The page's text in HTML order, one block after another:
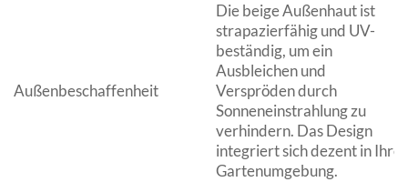
Außenbeschaffenheit
Die beige Außenhaut ist
strapazierfähig und UV-
beständig, um ein
Ausbleichen und
Verspröden durch
Sonneneinstrahlung zu
verhindern. Das Design
integriert sich dezent in Ihre
Gartenumgebung.